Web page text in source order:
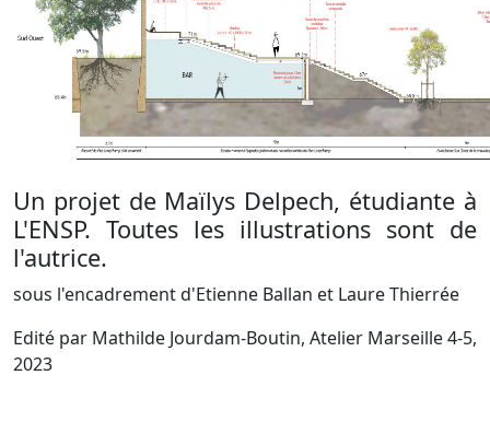
Un projet de Maïlys Delpech, étudiante à
L'ENSP. Toutes les illustrations sont de
l'autrice.
sous l'encadrement d'Etienne Ballan et Laure Thierrée
Edité par Mathilde Jourdam-Boutin, Atelier Marseille 4-5,
2023